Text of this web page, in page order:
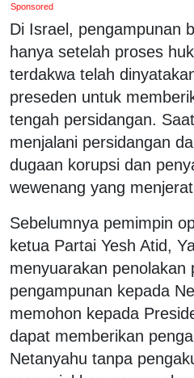
Sponsored
Di Israel, pengampunan
hanya setelah proses
terdakwa telah
preseden untuk
tengah persidangan.
menjalani persidangan
dugaan korupsi dan
wewenang yang
Sebelumnya pemimpin
ketua Partai Yesh Atid,
menyuarakan penolakan
pengampunan kepada
memohon kepada
dapat memberikan
Netanyahu tanpa